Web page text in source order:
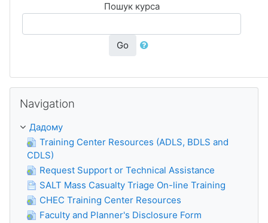
Пошук курса
Go
Navigation
Дадому
Training Center Resources (ADLS, BDLS and
CDLS)
Request Support or Technical Assistance
SALT Mass Casualty Triage On-line Training
CHEC Training Center Resources
Faculty and Planner's Disclosure Form